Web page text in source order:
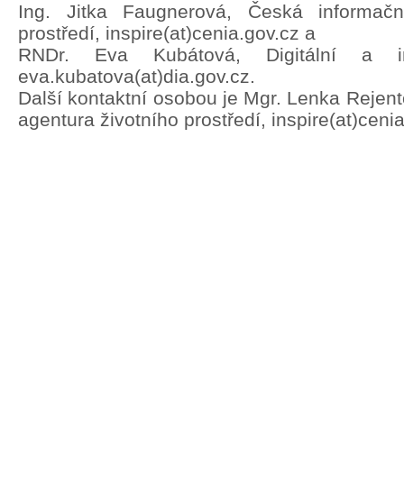
Ing. Jitka Faugnerová, Česká
prostředí, inspire(at)cenia.gov.cz a
RNDr. Eva Kubátová, Digitální a
eva.kubatova(at)dia.gov.cz.
Další kontaktní osobou je Mgr. Lenka
agentura životního prostředí,